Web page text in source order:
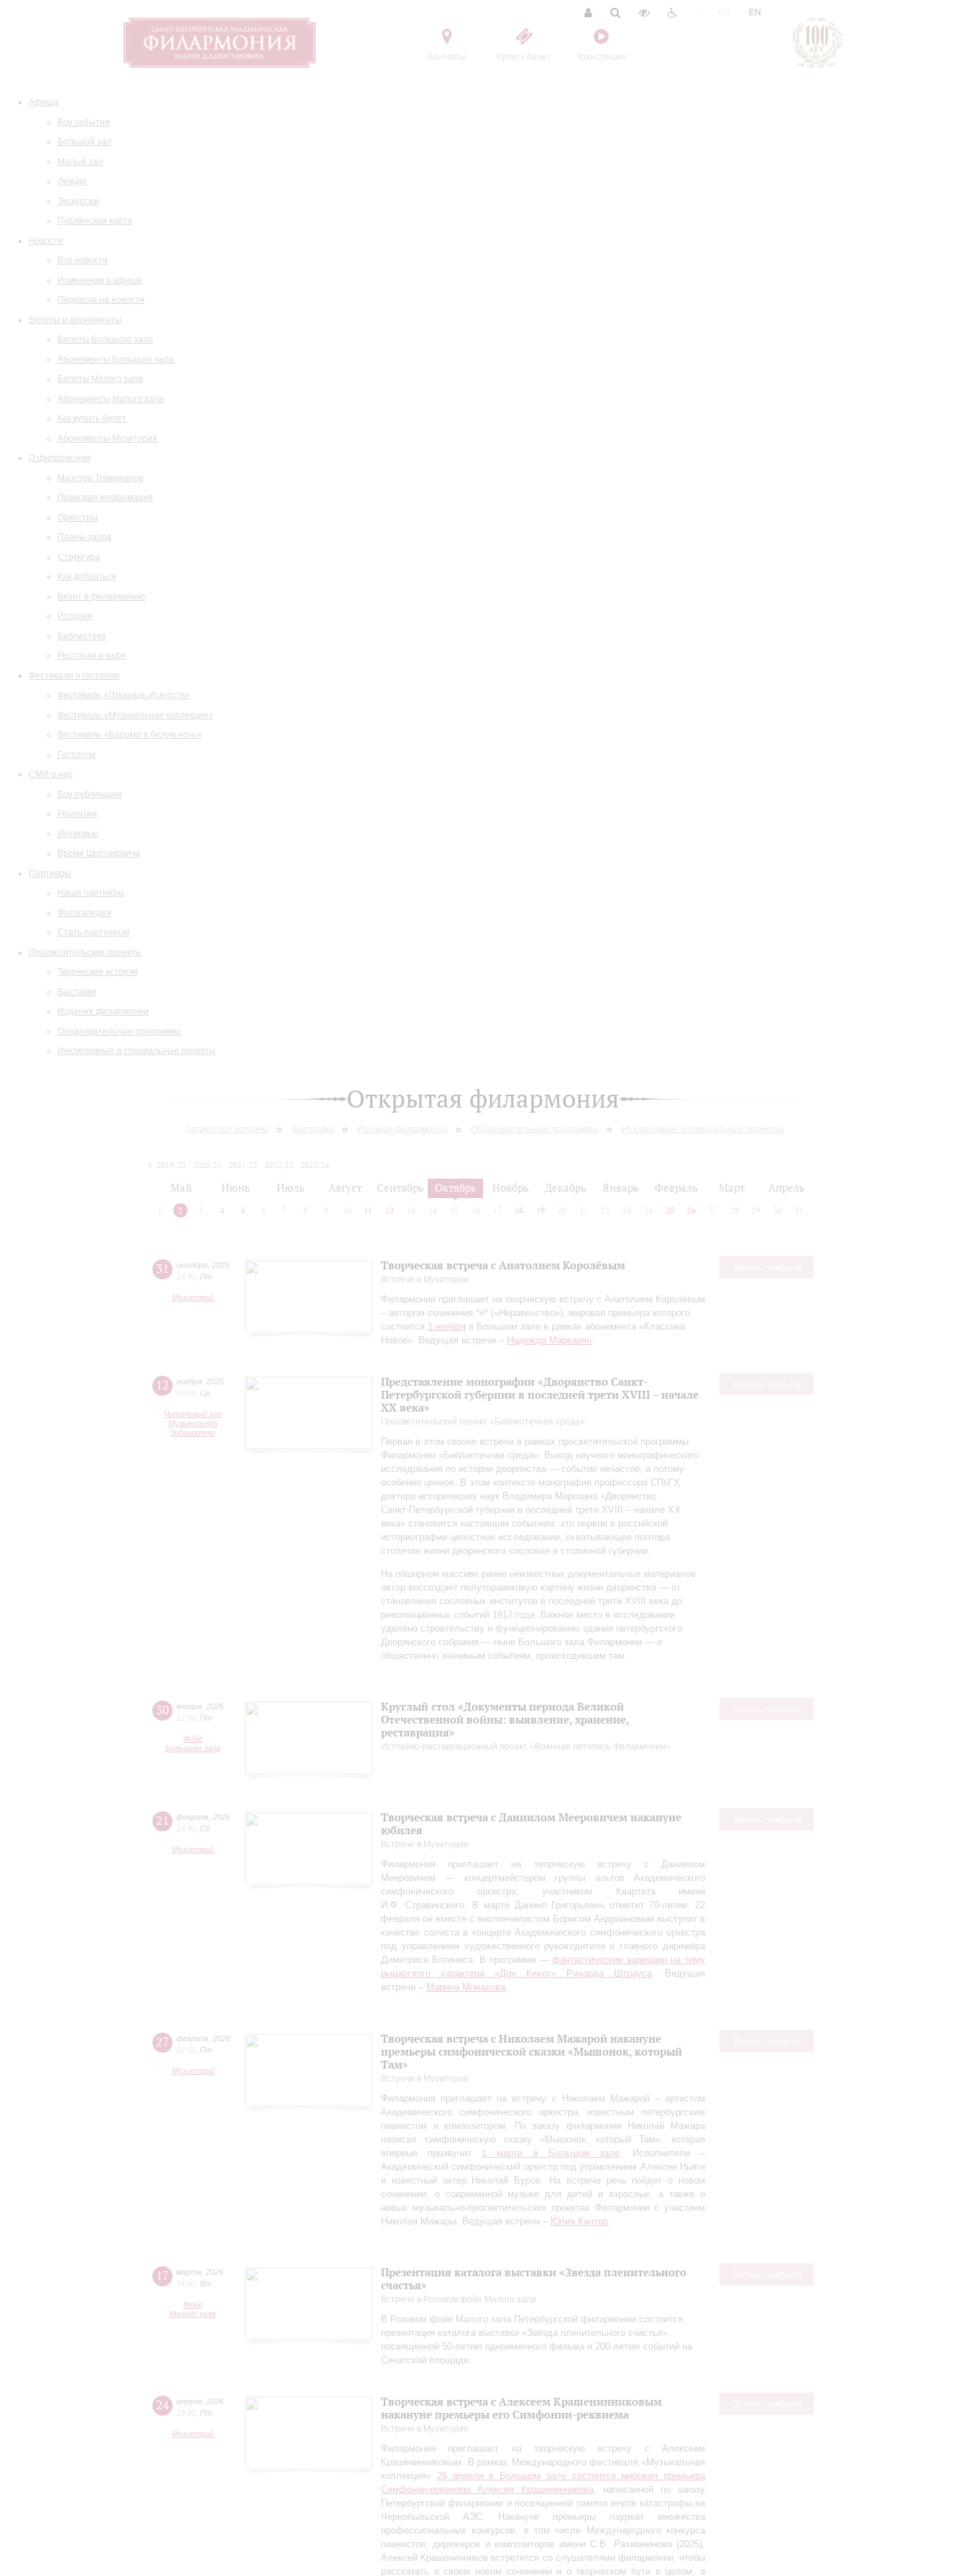
Контакты Купить билет Трансляции
EN
Афиша
Все события
Большой зал
Малый зал
Лекции
Экскурсии
Пушкинская карта
Новости
Все новости
Изменения в афише
Подписка на новости
Билеты и абонементы
Билеты Большого зала
Абонементы Большого зала
Билеты Малого зала
Абонементы Малого зала
Как купить билет
Абонементы Музитория
О филармонии
Маэстро Темирканов
Правовая информация
Оркестры
Планы залов
Структура
Как добраться
Визит в филармонию
История
Библиотека
Ресторан и кафе
Фестивали и гастроли
Фестиваль «Площадь Искусств»
Фестиваль «Музыкальная коллекция»
Фестиваль «Барокко в белую ночь»
Гастроли
СМИ о нас
Все публикации
Рецензии
Интервью
Время Шостаковича
Партнеры
Наши партнеры
Фотогалерея
Стать партнером
Просветительские проекты
Творческие встречи
Выставки
Издания филармонии
Образовательные программы
Инклюзивные и специальные проекты
Открытая филармония
Творческие встречи Выставки Издания филармонии Образовательные программы Инклюзивные и специальные проекты
2019/20 2020/21 2021/22 2022/23
2023/24
Май Июнь Июль Август Сентябрь Октябрь Ноябрь Декабрь Январь Февраль Март Апрель
2 3 4 5 6 7 8 9 10 11 12 13 14 15 16 17 18 19 20 21 22 23 24 25 26 27 28 29 30 31
31 октября 2025
18:30 Пт
Музиторий
Творческая встреча с Анатолием Королёвым
Встречи в Музитории
Филармония приглашает на творческую встречу с Анатолием Королёвым
– автором сочинения *≠* («Неравенство»), мировая премьера которого
состоится 1 ноября в Большом зале в рамках абонемента «Классика.
Новое». Ведущая встречи – Надежда Маркарян.
12 ноября 2025
16:00 Ср
Читальный зал
Музыкальной
библиотеки
Представление монографии «Дворянство Санкт-
Петербургской губернии в последней трети XVIII – начале
ХХ века»
Просветительский проект «Библиотечная среда»
Первая в этом сезоне встреча в рамках просветительской программы
Филармонии «Библиотечная среда». Выход научного монографического
исследования по истории дворянства — событие нечастое, а потому
особенно ценное. В этом контексте монография профессора СПбГУ,
доктора исторических наук Владимира Морозана «Дворянство
Санкт‑Петербургской губернии в последней трети XVIII – начале ХХ
века» становится настоящим событием: это первое в российской
историографии целостное исследование, охватывающее полтора
столетия жизни дворянского сословия в столичной губернии.
На обширном массиве ранее неизвестных документальных материалов
автор воссоздаёт полуторавековую картину жизни дворянства — от
становления сословных институтов в последней трети XVIII века до
революционных событий 1917 года. Важное место в исследовании
уделено строительству и функционированию здания петербургского
Дворянского собрания — ныне Большого зала Филармонии — и
общественно значимым событиям, происходившим там.
30 января 2026
Пт
Фойе
Большого зала
Круглый стол «Документы периода Великой
Отечественной войны: выявление, хранение,
реставрация»
Историко-реставрационный проект «Военная летопись Филармонии»
21 февраля 2026
18:30
Сб
Музиторий
Творческая встреча с Даниилом Мееровичем накануне
юбилея
Встречи в Музитории
Филармония приглашает на творческую встречу с Даниилом
Мееровичем — концертмейстером группы альтов Академического
симфонического оркестра, участником Квартета имени
И.Ф. Стравинского. В марте Даниил Григорьевич отметит 70‑летие. 22
февраля он вместе с виолончелистом Борисом Андриановым выступит в
качестве солиста в концерте Академического симфонического оркестра
под управлением художественного руководителя и главного дирижёра
Димитриса Ботиниса. В программе — фантастические вариации на тему
рыцарского характера «Дон Кихот» Рихарда Штрауса. Ведущая
встречи – Марина Монахова.
27 февраля 2026
18:30 Пт
Музиторий
Творческая встреча с Николаем Мажарой накануне
премьеры симфонической сказки «Мышонок, который
Там»
Встречи в Музитории
Филармония приглашает на встречу с Николаем Мажарой – артистом
Академического симфонического оркестра, известным петербургским
пианистом и композитором. По заказу филармонии Николай Мажара
написал симфоническую сказку «Мышонок, который Там», которая
впервые прозвучит 1 марта в Большом зале. Исполнители –
Академический симфонический оркестр под управлением Алексея Ньяги
и известный актер Николай Буров. На встрече речь пойдет о новом
сочинении, о современной музыке для детей и взрослых, а также о
новых музыкально-просветительских проектах Филармонии с участием
Николая Мажары. Ведущая встречи – Юлия Кантор
17 марта
2026
18:00 Вт
Фойе
Малого зала
Презентация каталога выставки «Звезда пленительного
счастья»
Встречи в Розовом фойе Малого зала
В Розовом фойе Малого зала Петербургской филармонии состоится
презентация каталога выставки «Звезда пленительного счастья»,
посвящённой 50-летию одноименного фильма и 200-летию событий на
Сенатской площади.
24 апреля 2026
18:30 Пт
Музиторий
Творческая встреча с Алексеем Крашенинниковым
накануне премьеры его Симфонии-реквиема
Встречи в Музитории
Филармония приглашает на творческую встречу с Алексеем
Крашенинниковым. В рамках Международного фестиваля «Музыкальная
коллекция» 26 апреля в Большом зале состоится мировая премьера
Симфонии-реквиема Алексея Крашенинникова , написанной по заказу
Петербургской филармонии и посвященной памяти жертв катастрофы на
Чернобыльской АЭС. Накануне премьеры лауреат множества
профессиональных конкурсов, в том числе Международного конкурса
пианистов, дирижеров и композиторов имени С.В. Рахманинова (2025),
Алексей Крашенинников встретится со слушателями филармонии, чтобы
рассказать о своем новом сочинении и о творческом пути в целом, а